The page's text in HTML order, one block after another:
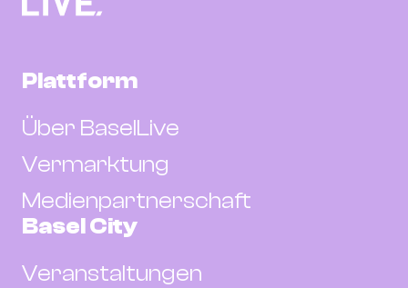
Plattform
Über BaselLive
Vermarktung
Medienpartnerschaft
Basel City
Veranstaltungen